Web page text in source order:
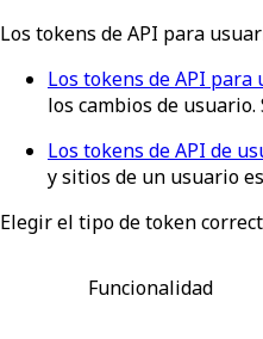
Los tokens de API para
Los tokens de API
los cambios de
Los tokens de API de
y sitios de un usuario
Elegir el tipo de token
Funcionalidad